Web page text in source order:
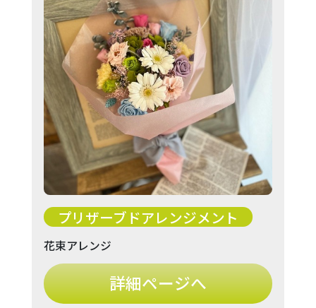
プリザーブドアレンジメント
花束アレンジ
詳細ページへ